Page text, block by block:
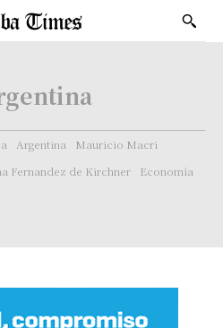
Argentina
Mauricio Macri
Fernandez de Kirchner
Economía